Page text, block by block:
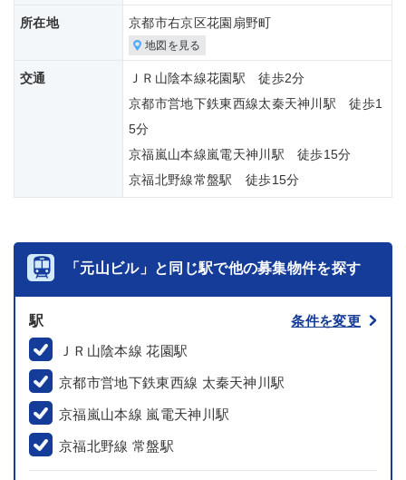
所在地 京都市右京区花園扇野町
地図を見る
交通
ＪＲ山陰本線花園駅 徒歩2分
京都市営地下鉄東西線太秦天神川駅 徒歩1
5分
京福嵐山本線嵐電天神川駅 徒歩15分
京福北野線常盤駅 徒歩15分
「元山ビル」と同じ駅で他の募集物件を探す
駅
条件を変更
ＪＲ山陰本線 花園駅
京都市営地下鉄東西線 太秦天神川駅
京福嵐山本線 嵐電天神川駅
京福北野線 常盤駅